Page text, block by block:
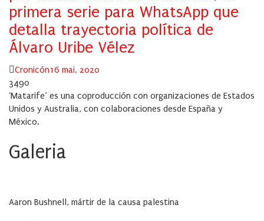
primera serie para WhatsApp que
detalla trayectoria política de
Álvaro Uribe Vélez
Author
CronicónPosted
16 mai, 2020
3490
‘Matarife’ es una coproducción con organizaciones de Estados
Unidos y Australia, con colaboraciones desde España y
México.
Galeria
Aaron Bushnell, mártir de la causa palestina